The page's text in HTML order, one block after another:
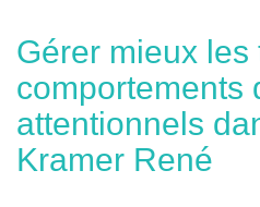
Gérer mieux les
comportements
attentionnels
Kramer René